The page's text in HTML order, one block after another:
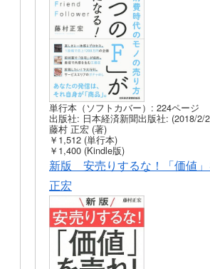
単行本（ソフトカバー）: 224ページ
出版社: 日本経済新聞出版社: (2018/2/
藤村 正宏 (著)
￥1,512 (単行本)
￥1,400 (Kindle版)
新版 安売りするな！「価値
正宏